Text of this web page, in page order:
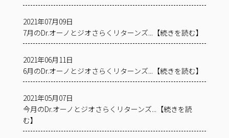
2021年07月09日
7月のDr.オーノとジオさらくリターンズ...【続きを読む】
2021年06月11日
6月のDr.オーノとジオさらくリターンズ...【続きを読む】
2021年05月07日
今月のDr.オーノとジオさらくリターンズ...【続きを読
む】